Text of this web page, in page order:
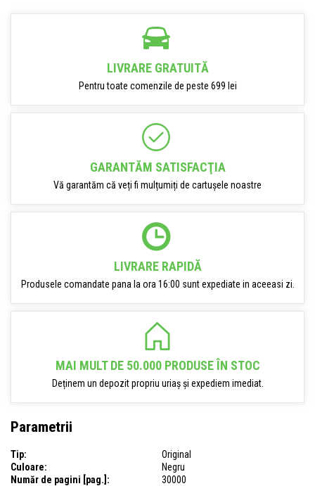
LIVRARE GRATUITĂ
Pentru toate comenzile de peste 699 lei
GARANTĂM SATISFACŢIA
Vă garantăm că veți fi mulțumiți de cartușele noastre
LIVRARE RAPIDĂ
Produsele comandate pana la ora 16:00 sunt expediate in aceeasi zi.
MAI MULT DE 50.000 PRODUSE ÎN STOC
Deținem un depozit propriu uriaș și expediem imediat.
Parametrii
Tip:
Original
Culoare:
Negru
Număr de pagini [pag.]:
30000